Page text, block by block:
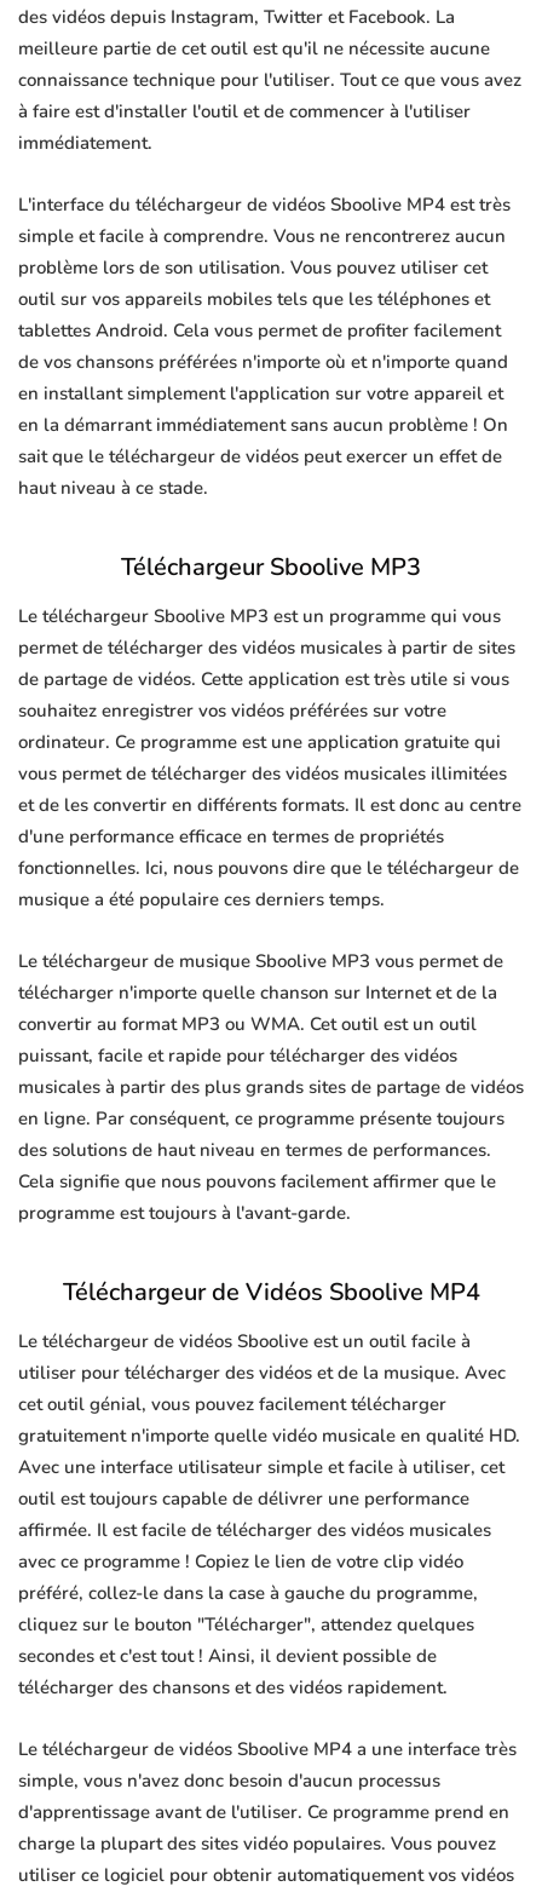
des vidéos depuis Instagram, Twitter et Facebook. La
meilleure partie de cet outil est qu'il ne nécessite aucune
connaissance technique pour l'utiliser. Tout ce que vous avez
à faire est d'installer l'outil et de commencer à l'utiliser
immédiatement.
L'interface du téléchargeur de vidéos Sboolive MP4 est très
simple et facile à comprendre. Vous ne rencontrerez aucun
problème lors de son utilisation. Vous pouvez utiliser cet
outil sur vos appareils mobiles tels que les téléphones et
tablettes Android. Cela vous permet de profiter facilement
de vos chansons préférées n'importe où et n'importe quand
en installant simplement l'application sur votre appareil et
en la démarrant immédiatement sans aucun problème ! On
sait que le téléchargeur de vidéos peut exercer un effet de
haut niveau à ce stade.
Téléchargeur Sboolive MP3
Le téléchargeur Sboolive MP3 est un programme qui vous
permet de télécharger des vidéos musicales à partir de sites
de partage de vidéos. Cette application est très utile si vous
souhaitez enregistrer vos vidéos préférées sur votre
ordinateur. Ce programme est une application gratuite qui
vous permet de télécharger des vidéos musicales illimitées
et de les convertir en différents formats. Il est donc au centre
d'une performance efficace en termes de propriétés
fonctionnelles. Ici, nous pouvons dire que le téléchargeur de
musique a été populaire ces derniers temps.
Le téléchargeur de musique Sboolive MP3 vous permet de
télécharger n'importe quelle chanson sur Internet et de la
convertir au format MP3 ou WMA. Cet outil est un outil
puissant, facile et rapide pour télécharger des vidéos
musicales à partir des plus grands sites de partage de vidéos
en ligne. Par conséquent, ce programme présente toujours
des solutions de haut niveau en termes de performances.
Cela signifie que nous pouvons facilement affirmer que le
programme est toujours à l'avant-garde.
Téléchargeur de Vidéos Sboolive MP4
Le téléchargeur de vidéos Sboolive est un outil facile à
utiliser pour télécharger des vidéos et de la musique. Avec
cet outil génial, vous pouvez facilement télécharger
gratuitement n'importe quelle vidéo musicale en qualité HD.
Avec une interface utilisateur simple et facile à utiliser, cet
outil est toujours capable de délivrer une performance
affirmée. Il est facile de télécharger des vidéos musicales
avec ce programme ! Copiez le lien de votre clip vidéo
préféré, collez-le dans la case à gauche du programme,
cliquez sur le bouton "Télécharger", attendez quelques
secondes et c'est tout ! Ainsi, il devient possible de
télécharger des chansons et des vidéos rapidement.
Le téléchargeur de vidéos Sboolive MP4 a une interface très
simple, vous n'avez donc besoin d'aucun processus
d'apprentissage avant de l'utiliser. Ce programme prend en
charge la plupart des sites vidéo populaires. Vous pouvez
utiliser ce logiciel pour obtenir automatiquement vos vidéos